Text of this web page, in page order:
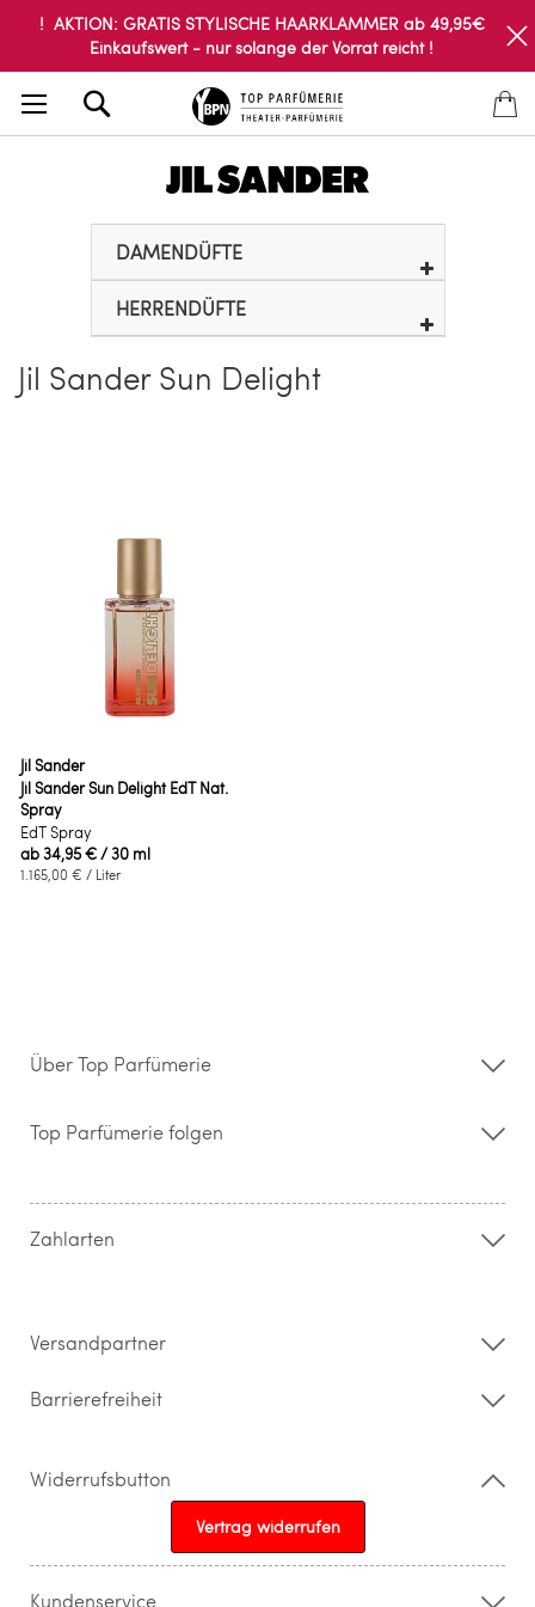
! AKTION: GRATIS STYLISCHE HAARKLAMMER ab 49,95€
Einkaufswert - nur solange der Vorrat reicht !
DAMENDÜFTE
HERRENDÜFTE
Jil Sander Sun Delight
Jil Sander
Jil Sander Sun Delight EdT Nat.
Spray
EdT Spray
ab34,95 €/ 30 ml
1.165,00 € / Liter
Über Top Parfümerie
Storefinder
Kontakt
Widerrufsrecht & Rückgabebedingungen
Top Parfümerie folgen
Zahlarten
Versandpartner
Barrierefreiheit
Widerrufsbutton
Vertrag widerrufen
Kundenservice